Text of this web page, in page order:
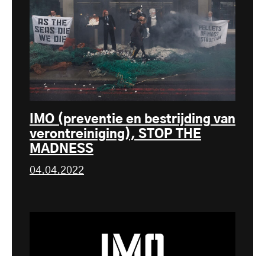
IMO (preventie en bestrijding van
verontreiniging), STOP THE
MADNESS
04.04.2022